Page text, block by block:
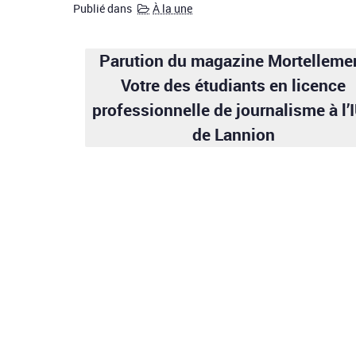
Publié dans À la une
Parution du magazine
Votre des étudiants en licence
professionnelle de journalisme à
de Lannion